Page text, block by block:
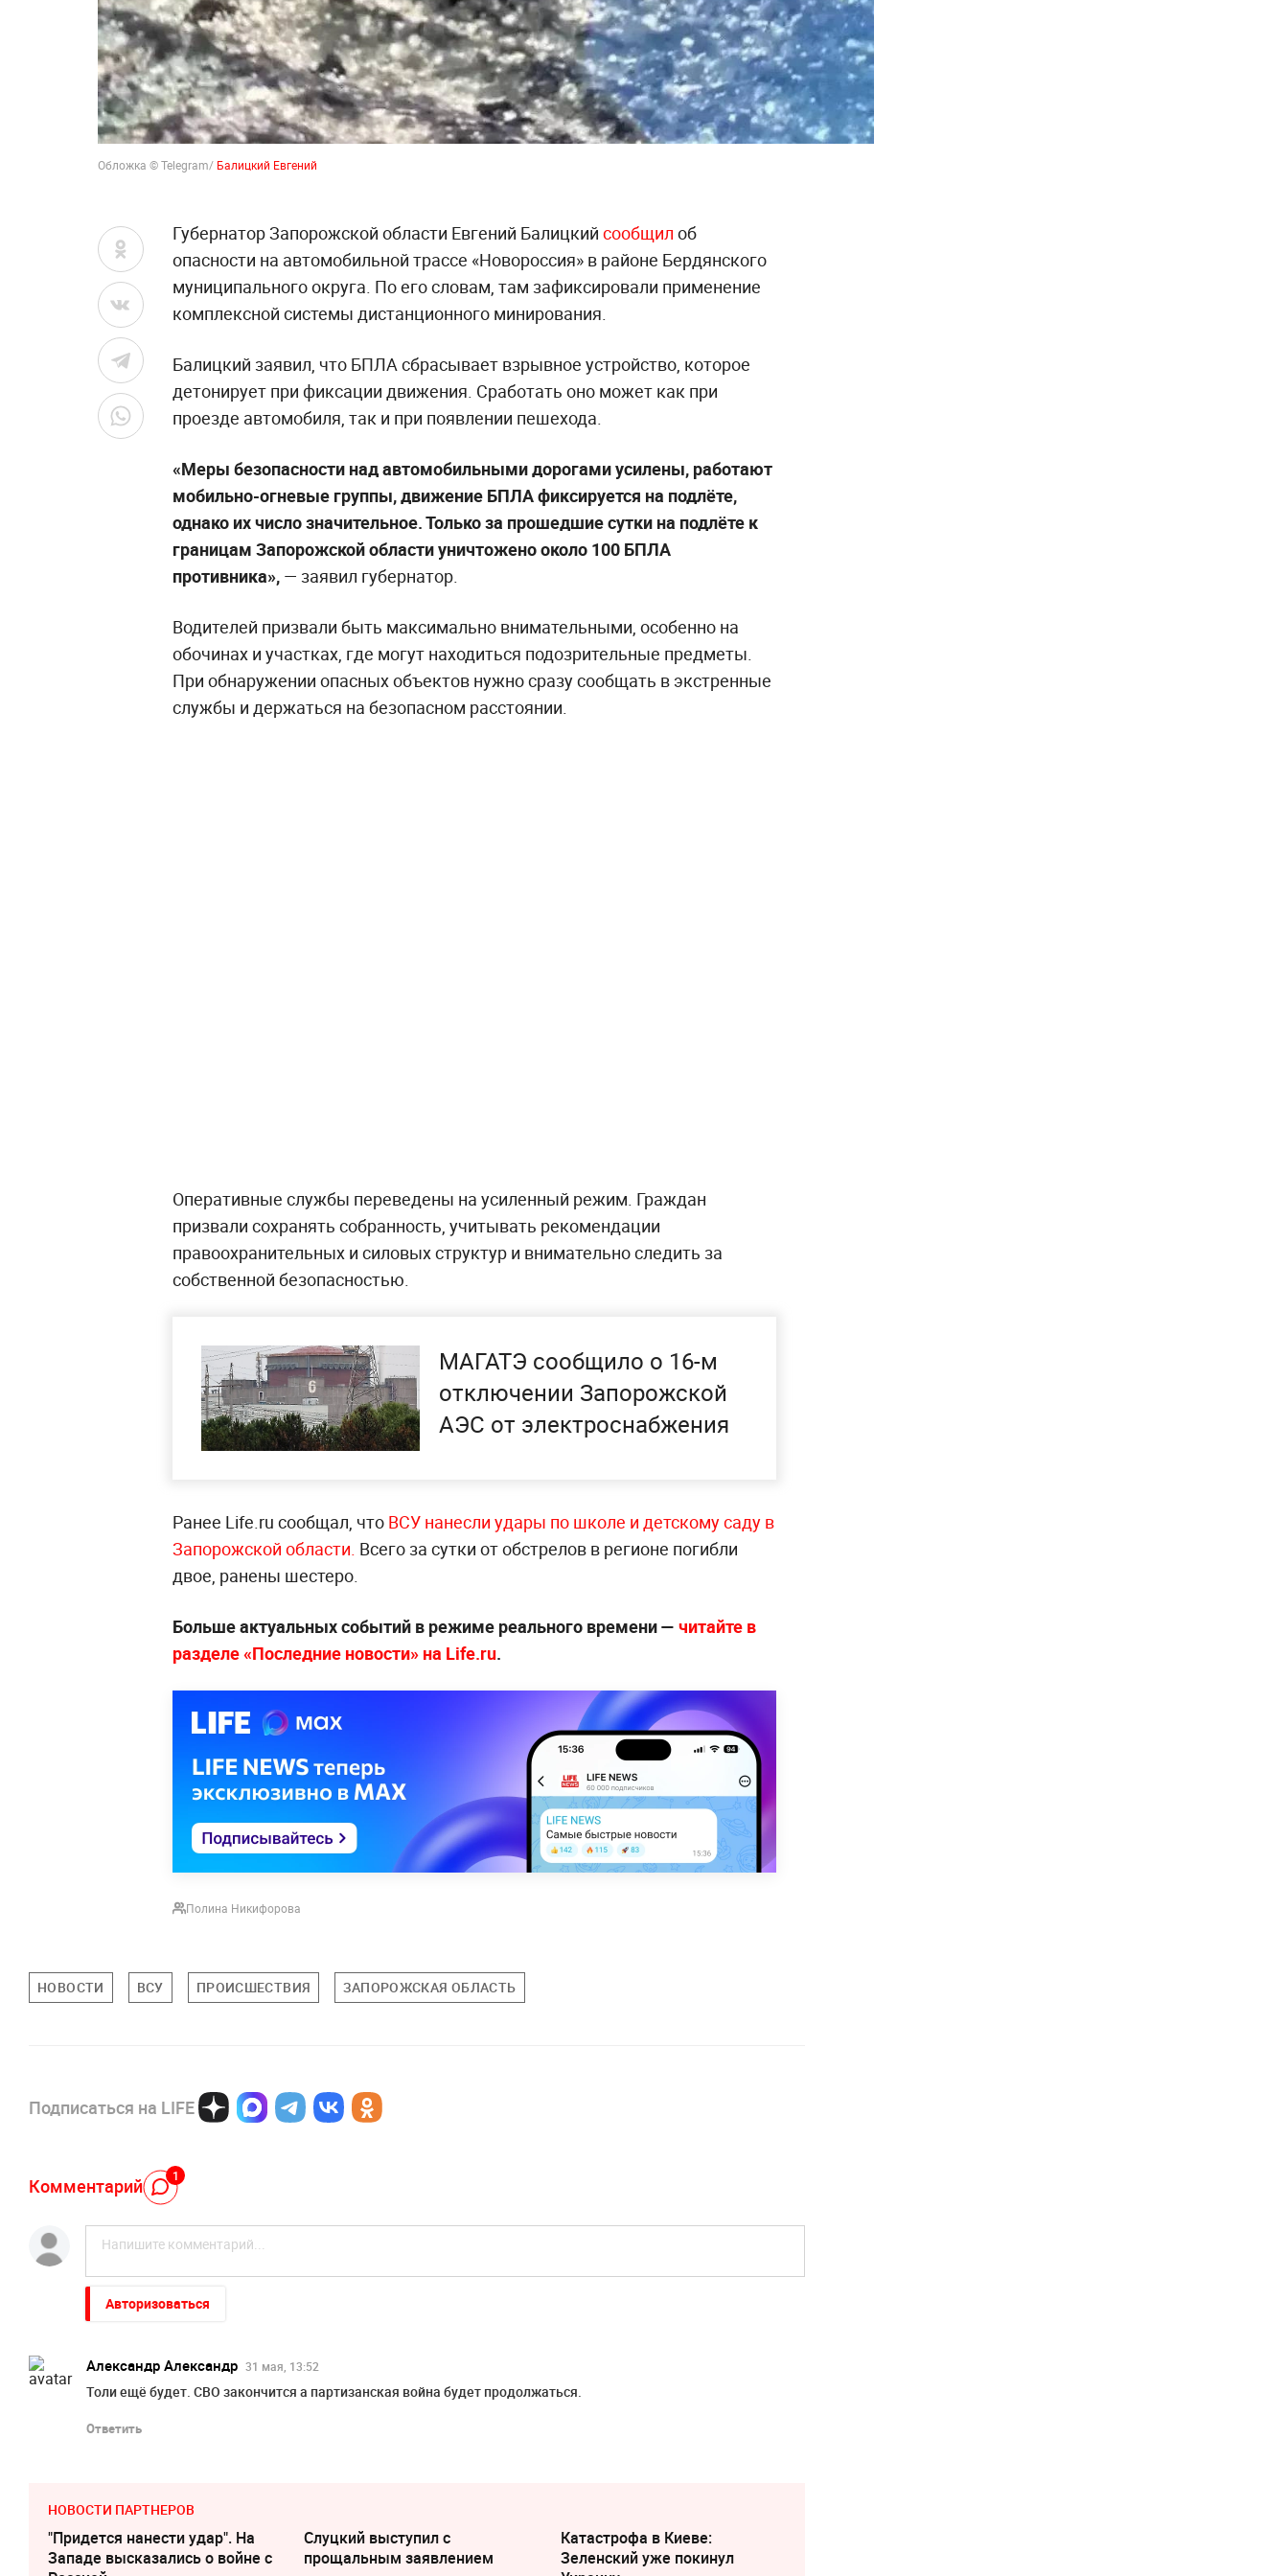
Обложка © Telegram/ Балицкий Евгений
Губернатор Запорожской области Евгений Балицкий сообщил об
опасности на автомобильной трассе «Новороссия» в районе Бердянского
муниципального округа. По его словам, там зафиксировали применение
комплексной системы дистанционного минирования.
Балицкий заявил, что БПЛА сбрасывает взрывное устройство, которое
детонирует при фиксации движения. Сработать оно может как при
проезде автомобиля, так и при появлении пешехода.
«Меры безопасности над автомобильными дорогами усилены, работают
мобильно-огневые группы, движение БПЛА фиксируется на подлёте,
однако их число значительное. Только за прошедшие сутки на подлёте к
границам Запорожской области уничтожено около 100 БПЛА
противника», — заявил губернатор.
Водителей призвали быть максимально внимательными, особенно на
обочинах и участках, где могут находиться подозрительные предметы.
При обнаружении опасных объектов нужно сразу сообщать в экстренные
службы и держаться на безопасном расстоянии.
Оперативные службы переведены на усиленный режим. Граждан
призвали сохранять собранность, учитывать рекомендации
правоохранительных и силовых структур и внимательно следить за
собственной безопасностью.
МАГАТЭ сообщило о 16-м
отключении Запорожской
АЭС от электроснабжения
Ранее Life.ru сообщал, что ВСУ нанесли удары по школе и детскому саду в
Запорожской области. Всего за сутки от обстрелов в регионе погибли
двое, ранены шестеро.
Больше актуальных событий в режиме реального времени — читайте в
разделе «Последние новости» на Life.ru.
Полина Никифорова
НОВОСТИ ВСУ ПРОИСШЕСТВИЯ ЗАПОРОЖСКАЯ ОБЛАСТЬ
Подписаться на LIFE
Комментарий 1
Авторизоваться
Александр Александр 31 мая, 13:52
Толи ещё будет. СВО закончится а партизанская война будет продолжаться.
Ответить
НОВОСТИ ПАРТНЕРОВ
"Придется нанести удар". На
Западе высказались о войне с
Слуцкий выступил с
прощальным заявлением
Катастрофа в Киеве:
Зеленский уже покинул